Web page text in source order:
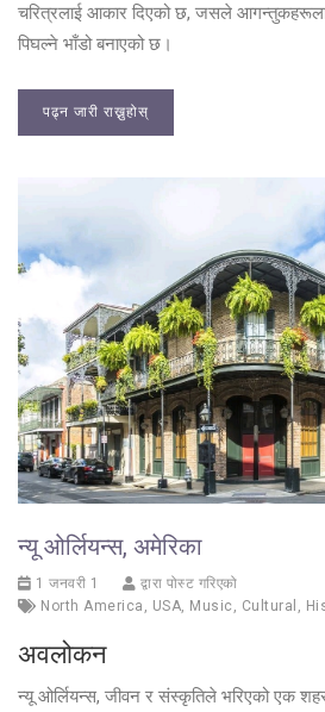
चरित्रलाई आकार दिएको छ, जसले
पिघल्ने भाँडो बनाएको छ।
पढ्न जारी राख्नुहोस्
न्यू ओर्लियन्स, अमेरिका
1 जनवरी 1
द्वारा पोस्ट गरिएको
North America
USA Music Cultural
अवलोकन
न्यू ओर्लियन्स, जीवन र संस्कृतिले भरिएको एक